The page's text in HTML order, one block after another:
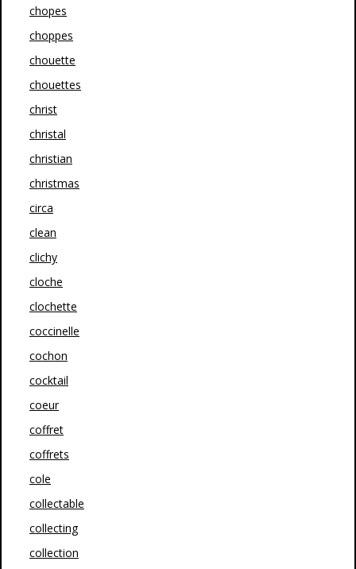
chopes
choppes
chouette
chouettes
christ
christal
christian
christmas
circa
clean
clichy
cloche
clochette
coccinelle
cochon
cocktail
coeur
coffret
coffrets
cole
collectable
collecting
collection